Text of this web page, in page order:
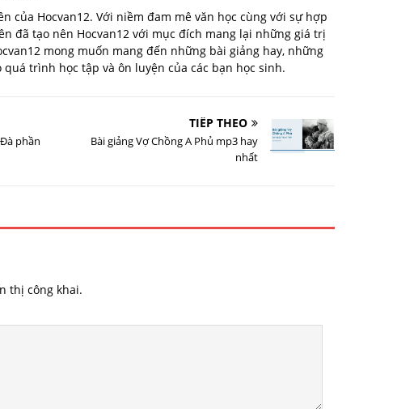
của Hocvan12. Với niềm đam mê văn học cùng với sự hợp
đã tạo nên Hocvan12 với mục đích mang lại những giá trị
mong muốn mang đến những bài giảng hay, những
trình học tập và ôn luyện của các bạn học sinh.
phần
TIẾP THEO
Bài giảng Vợ Chồng A Phủ mp3 hay
nhất
thị công khai.